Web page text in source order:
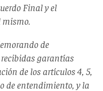
Final y el
de
garantías
de los artículos 4, 5,
de entendimiento, y la